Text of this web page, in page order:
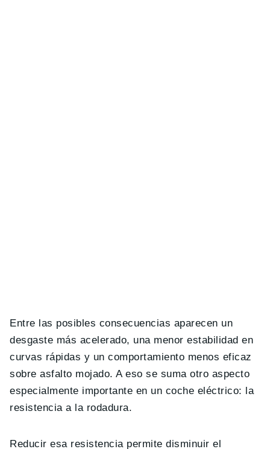
Entre las posibles consecuencias aparecen un
desgaste más acelerado, una menor estabilidad en
curvas rápidas y un comportamiento menos eficaz
sobre asfalto mojado. A eso se suma otro aspecto
especialmente importante en un coche eléctrico: la
resistencia a la rodadura.
Reducir esa resistencia permite disminuir el